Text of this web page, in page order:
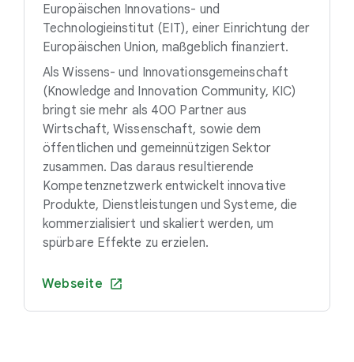
Europäischen Innovations- und
Technologieinstitut (EIT), einer Einrichtung der
Europäischen Union, maßgeblich finanziert.
Als Wissens- und Innovationsgemeinschaft
(Knowledge and Innovation Community, KIC)
bringt sie mehr als 400 Partner aus
Wirtschaft, Wissenschaft, sowie dem
öffentlichen und gemeinnützigen Sektor
zusammen. Das daraus resultierende
Kompetenznetzwerk entwickelt innovative
Produkte, Dienstleistungen und Systeme, die
kommerzialisiert und skaliert werden, um
spürbare Effekte zu erzielen.
Webseite